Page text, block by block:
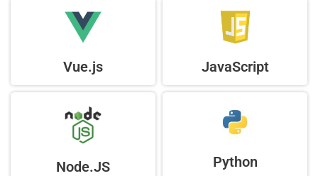
JavaScript
Vue.js
Python
Node.JS